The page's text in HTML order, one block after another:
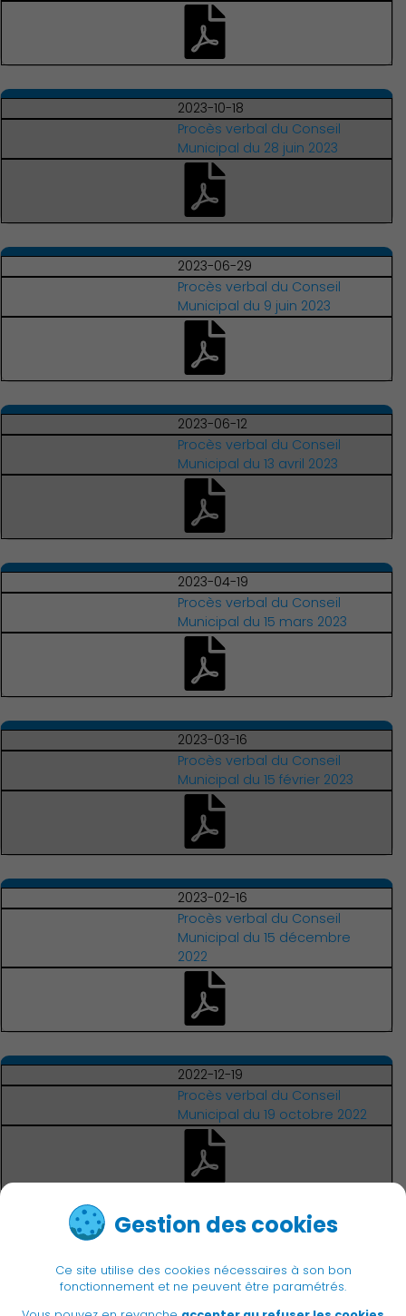
Gestion des cookies
Ce site utilise des cookies nécessaires à son bon
fonctionnement et ne peuvent être paramétrés.
Associations et Sports
Publication des actes
2023-10-18
Procès verbal du Conseil
Municipal du 28 juin 2023
2023-06-29
Procès verbal du Conseil
Municipal du 9 juin 2023
2023-06-12
Procès verbal du Conseil
Municipal du 13 avril 2023
2023-04-19
Procès verbal du Conseil
Municipal du 15 mars 2023
2023-03-16
Procès verbal du Conseil
Municipal du 15 février 2023
2023-02-16
Procès verbal du Conseil
Municipal du 15 décembre
2022
2022-12-19
Procès verbal du Conseil
Municipal du 19 octobre 2022